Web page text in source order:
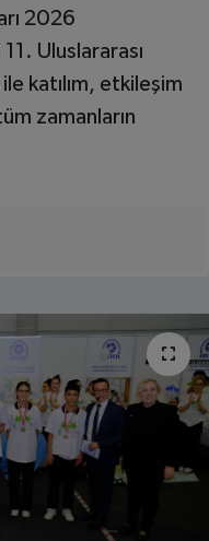
2026
Uluslararası
katılım, etkileşim
zamanların